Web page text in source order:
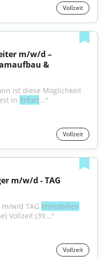
Vollzeit
m/w/d –
&
ist diese Möglichkeit
in Erfurt..."
Vollzeit
w/d TAG Immobilien
Vollzeit (39..."
Vollzeit